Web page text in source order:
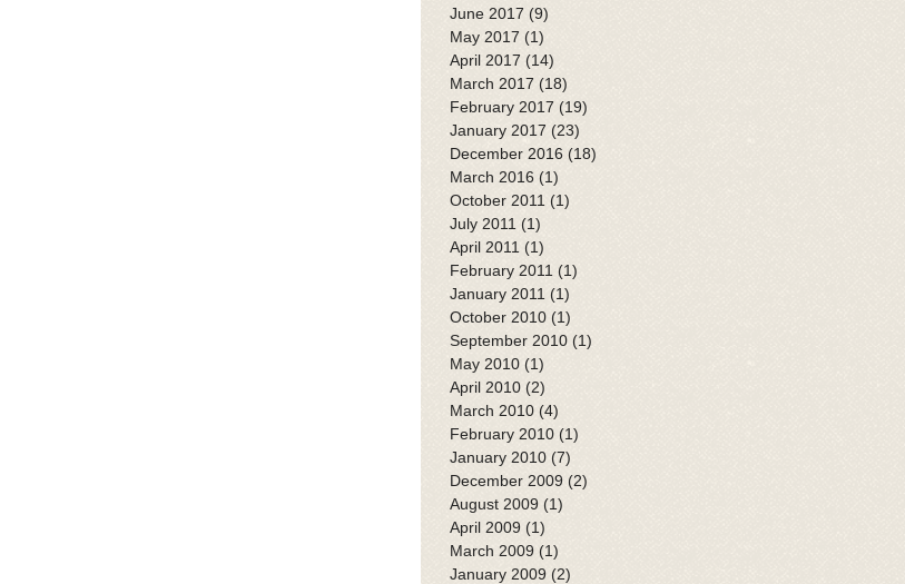
June 2017 (9)
May 2017 (1)
April 2017 (14)
March 2017 (18)
February 2017 (19)
January 2017 (23)
December 2016 (18)
March 2016 (1)
October 2011 (1)
July 2011 (1)
April 2011 (1)
February 2011 (1)
January 2011 (1)
October 2010 (1)
September 2010 (1)
May 2010 (1)
April 2010 (2)
March 2010 (4)
February 2010 (1)
January 2010 (7)
December 2009 (2)
August 2009 (1)
April 2009 (1)
March 2009 (1)
January 2009 (2)